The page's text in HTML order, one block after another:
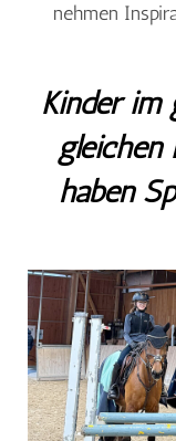
nehmen
Kinder im
gleichen
haben